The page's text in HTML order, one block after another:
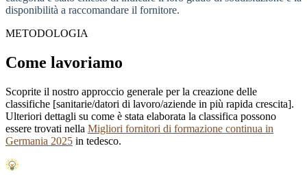
disponibilità a raccomandare il fornitore.
METODOLOGIA
Come lavoriamo
Scoprite il nostro approccio generale per la creazione delle
classifiche [sanitarie/datori di lavoro/aziende in più rapida crescita].
Ulteriori dettagli su come è stata elaborata la classifica possono
essere trovati nella Migliori fornitori di formazione continua in
Germania 2025 in tedesco.